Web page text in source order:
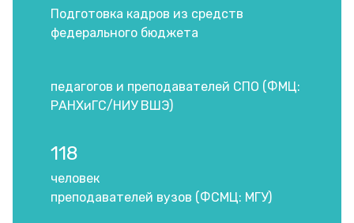
Подготовка кадров из средств
федерального бюджета
педагогов и преподавателей СПО (ФМЦ:
РАНХиГС/НИУ ВШЭ)
118
человек
преподавателей вузов (ФСМЦ: МГУ)